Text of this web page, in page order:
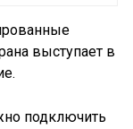
выступает в
подключить